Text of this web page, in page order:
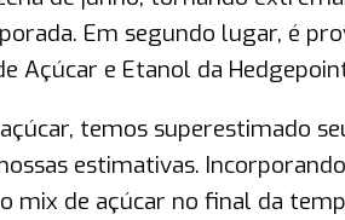
Em segundo lugar, é
Açúcar e Etanol da
temos superestimado
estimativas.
mix de açúcar no final da